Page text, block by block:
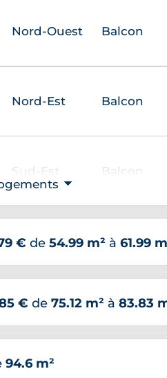
Nord-Ouest Balcon
Nord-Est Balcon
Sud-Est Balcon
⮟
€ de 54.99 m² à 61.99
€ de 75.12 m² à 83.83
94.6 m²